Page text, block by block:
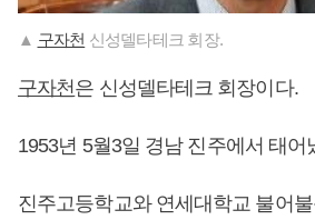
▲ 구자천 신성델타테크 회장.
구자천은 신성델타테크 회장이다.
1953년 5월3일 경남 진주에서 태어
진주고등학교와 연세대학교 불어